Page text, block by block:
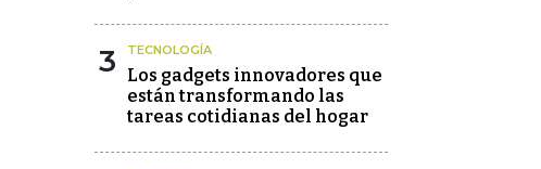
3 TECNOLOGÍA
Los gadgets innovadores que
están transformando las
tareas cotidianas del hogar